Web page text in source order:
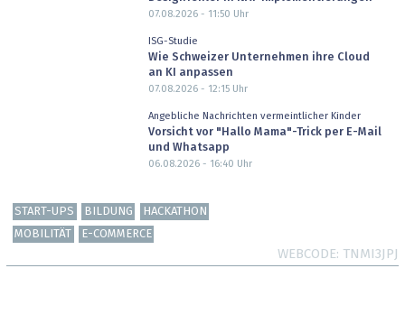
07.08.2026 - 11:50 Uhr
ISG-Studie
Wie Schweizer Unternehmen ihre Cloud
an KI anpassen
07.08.2026 - 12:15Uhr
Angebliche Nachrichten vermeintlicher Kinder
Vorsicht vor "Hallo Mama"-Trick per E-Mail
und Whatsapp
06.08.2026 - 16:40 Uhr
START-UPS BILDUNG
HACKATHON
MOBILITÄT
E-COMMERCE
WEBCODE TNMI3JPJ